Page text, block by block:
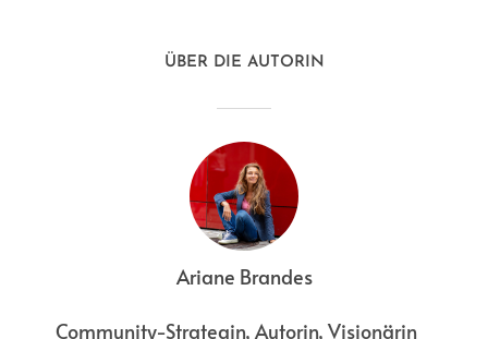
ÜBER DIE AUTORIN
Ariane Brandes
Community-Strategin, Autorin, Visionärin